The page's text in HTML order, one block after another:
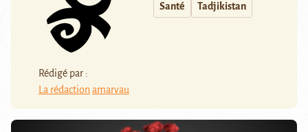
Rédigé par :
La rédaction amarvau
Santé Tadjikistan